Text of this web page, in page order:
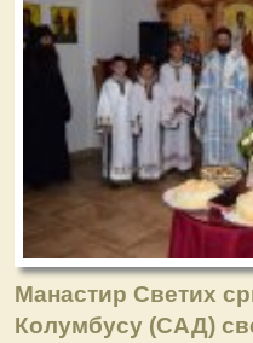
Манастир Светих
Колумбусу (САД)